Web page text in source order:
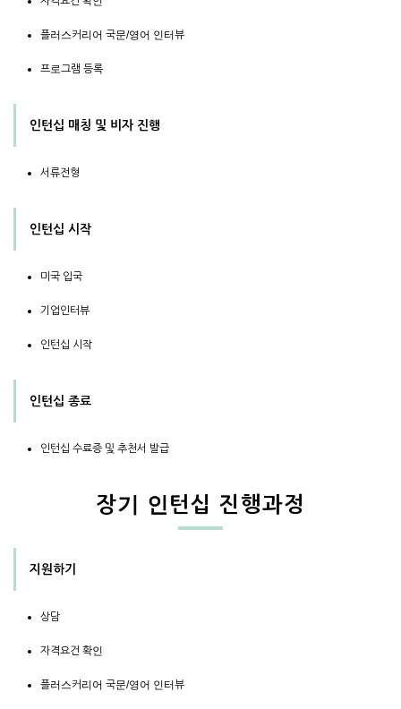
플러스커리어 국문/영어 인터뷰
프로그램 등록
인턴십 매칭 및 비자 진행
서류전형
인턴십 시작
미국 입국
기업인터뷰
인턴십 시작
인턴십 종료
인턴십 수료증 및 추천서 발급
장기 인턴십 진행과정
지원하기
상담
자격요건 확인
플러스커리어 국문/영어 인터뷰